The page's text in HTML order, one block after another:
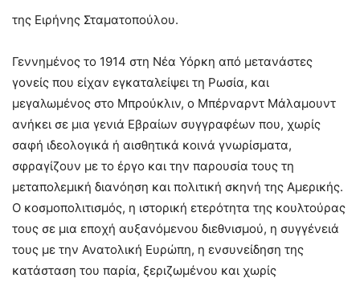
της Ειρήνης Σταματοπούλου.
Γεννημένος το 1914 στη Νέα Υόρκη από μετανάστες
γονείς που είχαν εγκαταλείψει τη Ρωσία, και
μεγαλωμένος στο Μπρούκλιν, ο Μπέρναρντ Μάλαμουντ
ανήκει σε μια γενιά Εβραίων συγγραφέων που, χωρίς
σαφή ιδεολογικά ή αισθητικά κοινά γνωρίσματα,
σφραγίζουν με το έργο και την παρουσία τους τη
μεταπολεμική διανόηση και πολιτική σκηνή της Αμερικής.
Ο κοσμοπολιτισμός, η ιστορική ετερότητα της κουλτούρας
τους σε μια εποχή αυξανόμενου διεθνισμού, η συγγένειά
τους με την Ανατολική Ευρώπη, η ενσυνείδηση της
κατάσταση του παρία, ξεριζωμένου και χωρίς